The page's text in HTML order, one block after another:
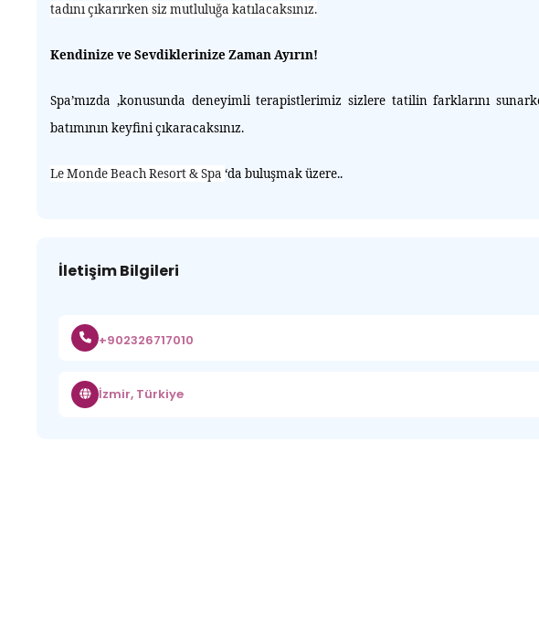
tadını çıkarırken siz mutluluğa katılacaksınız.
Kendinize ve Sevdiklerinize Zaman Ayırın!
Spa’mızda ,konusunda deneyimli terapistlerimiz sizlere tatilin farklarını
batımının keyfini çıkaracaksınız.
Le Monde Beach Resort & Spa‘da buluşmak üzere..
İletişim Bilgileri
+902326717010
İzmir, Türkiye